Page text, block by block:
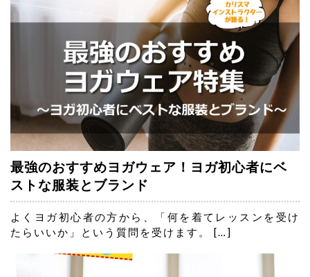
最強のおすすめヨガウェア！ヨガ初心者にベ
ストな服装とブランド
よくヨガ初心者の方から、「何を着てレッスンを受け
たらいいか」という質問を受けます。 […]